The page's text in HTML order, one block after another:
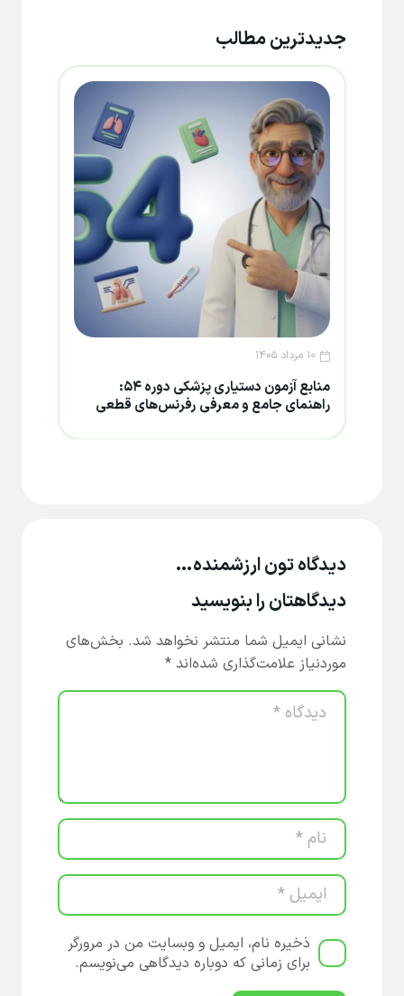
جدیدترین مطالب
۱۰ مرداد ۱۴۰۵
منابع آزمون دستیاری پزشکی دوره ۵۴:
راهنمای جامع و معرفی رفرنس‌های قطعی
دیدگاه تون ارزشمنده…
دیدگاهتان را بنویسید
نشانی ایمیل شما منتشر نخواهد شد. بخش‌های
موردنیاز علامت‌گذاری شده‌اند *
ذخیره نام، ایمیل و وبسایت من در مرورگر
برای زمانی که دوباره دیدگاهی می‌نویسم.